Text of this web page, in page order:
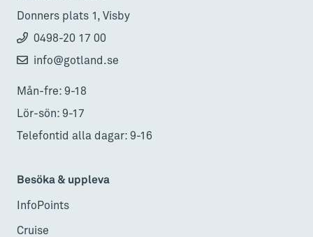
Donners plats 1, Visby
0498-20 17 00
info@gotland.se
Mån-fre: 9-18
Lör-sön: 9-17
Telefontid alla dagar: 9-16
Besöka & uppleva
InfoPoints
Cruise